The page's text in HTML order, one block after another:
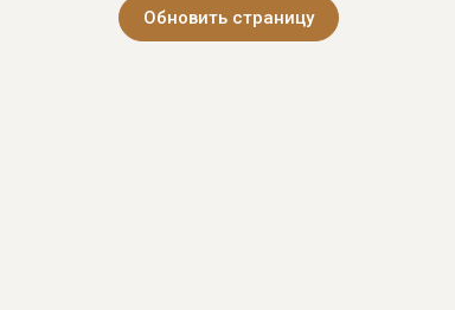
Обновить страницу